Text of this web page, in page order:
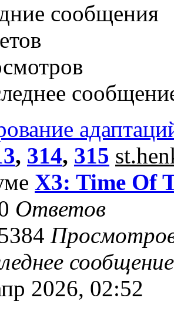
сообщения
, 314, 315
X3: Time Of
Ответов
2026, 02:52